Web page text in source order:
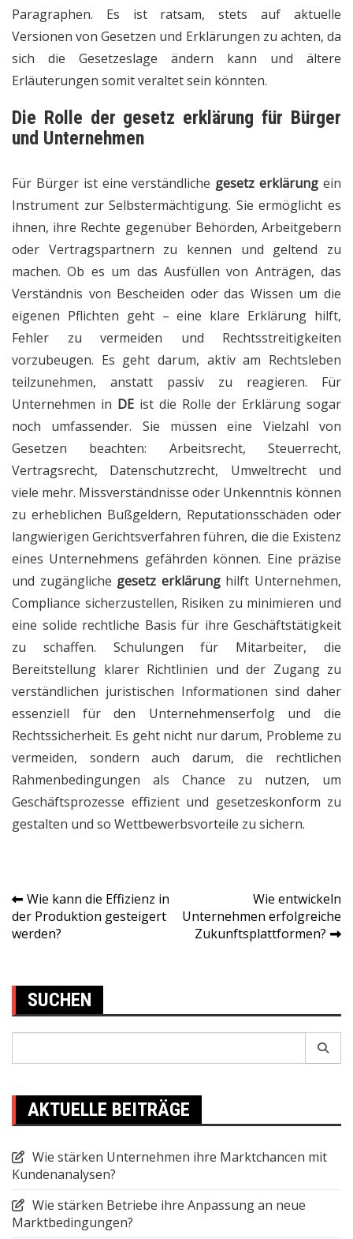
Paragraphen. Es ist ratsam, stets auf aktuelle
Versionen von Gesetzen und Erklärungen zu achten, da
sich die Gesetzeslage ändern kann und ältere
Erläuterungen somit veraltet sein könnten.
Die Rolle der gesetz erklärung für Bürger
und Unternehmen
Für Bürger ist eine verständliche gesetz erklärung ein
Instrument zur Selbstermächtigung. Sie ermöglicht es
ihnen, ihre Rechte gegenüber Behörden, Arbeitgebern
oder Vertragspartnern zu kennen und geltend zu
machen. Ob es um das Ausfüllen von Anträgen, das
Verständnis von Bescheiden oder das Wissen um die
eigenen Pflichten geht – eine klare Erklärung hilft,
Fehler zu vermeiden und Rechtsstreitigkeiten
vorzubeugen. Es geht darum, aktiv am Rechtsleben
teilzunehmen, anstatt passiv zu reagieren. Für
Unternehmen in DE ist die Rolle der Erklärung sogar
noch umfassender. Sie müssen eine Vielzahl von
Gesetzen beachten: Arbeitsrecht, Steuerrecht,
Vertragsrecht, Datenschutzrecht, Umweltrecht und
viele mehr. Missverständnisse oder Unkenntnis können
zu erheblichen Bußgeldern, Reputationsschäden oder
langwierigen Gerichtsverfahren führen, die die Existenz
eines Unternehmens gefährden können. Eine präzise
und zugängliche gesetz erklärunghilft Unternehmen,
Compliance sicherzustellen, Risiken zu minimieren und
eine solide rechtliche Basis für ihre Geschäftstätigkeit
zu schaffen. Schulungen für Mitarbeiter, die
Bereitstellung klarer Richtlinien und der Zugang zu
verständlichen juristischen Informationen sind daher
essenziell für den Unternehmenserfolg und die
Rechtssicherheit. Es geht nicht nur darum, Probleme zu
vermeiden, sondern auch darum, die rechtlichen
Rahmenbedingungen als Chance zu nutzen, um
Geschäftsprozesse effizient und gesetzeskonform zu
gestalten und so Wettbewerbsvorteile zu sichern.
Post
navigation
Wie kann die Effizienz in
der Produktion gesteigert
werden?
Wie entwickeln
Unternehmen erfolgreiche
Zukunftsplattformen?
SUCHEN
AKTUELLE BEITRÄGE
Wie stärken Unternehmen ihre Marktchancen mit
Kundenanalysen?
Wie stärken Betriebe ihre Anpassung an neue
Marktbedingungen?